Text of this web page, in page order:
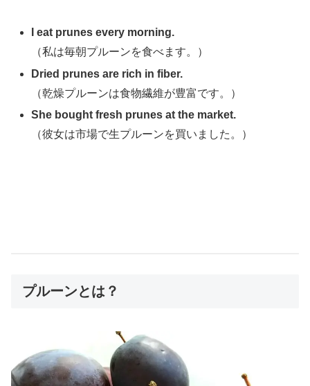
I eat prunes every morning.
（私は毎朝プルーンを食べます。）
Dried prunes are rich in fiber.
（乾燥プルーンは食物繊維が豊富です。）
She bought fresh prunes at the market.
（彼女は市場で生プルーンを買いました。）
プルーンとは？